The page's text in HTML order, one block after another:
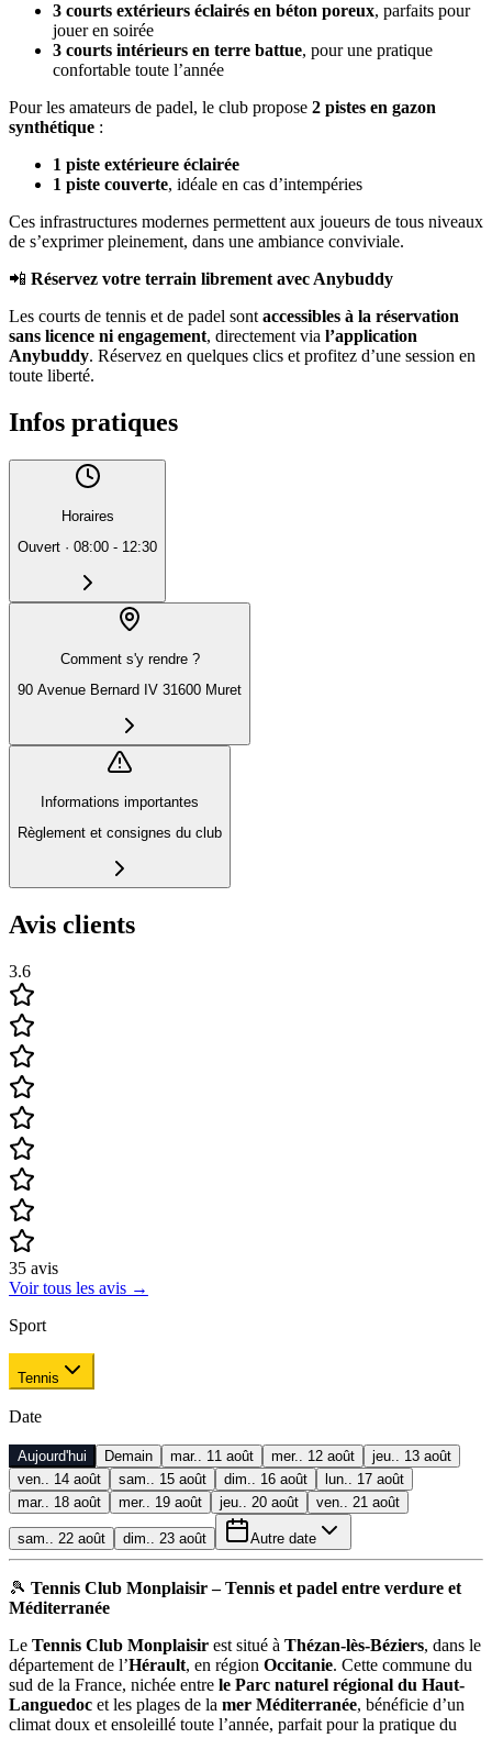
3 courts extérieurs éclairés en béton poreux, parfaits pour
jouer en soirée
3 courts intérieurs en terre battue, pour une pratique
confortable toute l’année
Pour les amateurs de padel, le club propose 2 pistes en gazon
synthétique :
1 piste extérieure éclairée
1 piste couverte, idéale en cas d’intempéries
Ces infrastructures modernes permettent aux joueurs de tous niveaux
de s’exprimer pleinement, dans une ambiance conviviale.
📲 Réservez votre terrain librement avec Anybuddy
Les courts de tennis et de padel sontaccessibles à la réservation
sans licence ni engagement, directement via l’application
Anybuddy. Réservez en quelques clics et profitez d’une session en
toute liberté.
Infos pratiques
Horaires
Ouvert · 08:00 - 12:30
Comment s'y rendre ?
90 Avenue Bernard IV 31600 Muret
Informations importantes
Règlement et consignes du club
Avis clients
3.6
35 avis
Voir tous les avis →
Sport
Tennis
Date
Aujourd'hui Demain mar.. 11 août mer.. 12 août
jeu.. 13 août
ven.. 14 août
sam.. 15 août dim.. 16 août
lun.. 17 août
mar.. 18 août
mer.. 19 août jeu.. 20 août ven.. 21 août
sam.. 22 août dim.. 23 août Autre date
🎾 Tennis Club Monplaisir – Tennis et padel entre verdure et
Méditerranée
Le Tennis Club Monplaisir est situé à Thézan-lès-Béziers, dans le
département de l’Hérault, en région Occitanie. Cette commune du
sud de la France, nichée entre le Parc naturel régional du Haut-
Languedoc et les plages de la mer Méditerranée, bénéficie d’un
climat doux et ensoleillé toute l’année, parfait pour la pratique du